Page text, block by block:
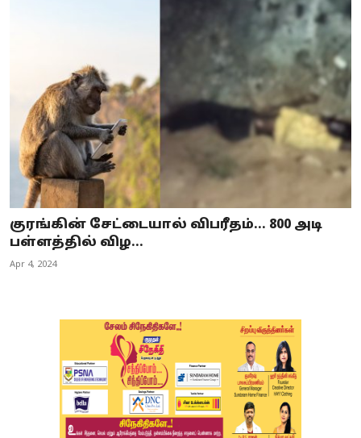
குரங்கின் சேட்டையால் விபரீதம்... 800 அடி
பள்ளத்தில் விழ...
Apr 4, 2024